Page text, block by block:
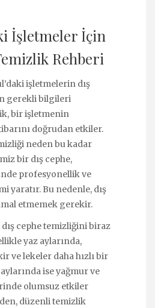
İşletmeler İçin
Rehberi
işletmelerin dış
gerekli bilgileri
bir işletmenin
doğrudan etkiler.
neden bu kadar
bir dış cephe,
profesyonellik ve
yaratır. Bu nedenle, dış
etmemek gerekir.
cephe temizliğini biraz
yaz aylarında,
ve lekeler daha hızlı bir
ise yağmur ve
olumsuz etkiler
düzenli temizlik